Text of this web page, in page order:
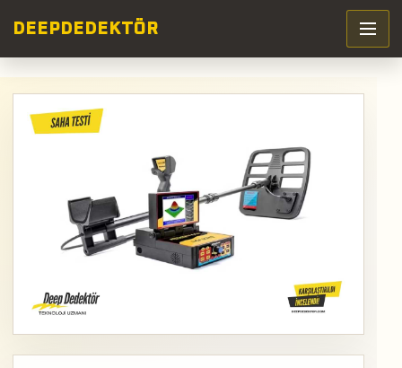
DEEP DEDEKTÖR